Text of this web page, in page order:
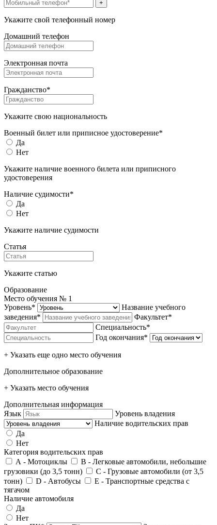
+
Укажите свой телефонный номер
Домашний телефон
Электронная почта
Гражданство*
Укажите свою национальность
Военный билет или приписное удостоверение*
Да
Нет
Укажите наличие военного билета или приписного
удостоверения
Наличие судимости*
Да
Нет
Укажите наличие судимости
Статья
Укажите статью
Образование
Место обучения № 1
Уровень*
Название учебного
заведения*
Факультет*
Специальность*
Год окончания*
+ Указать еще одно место обучения
Дополнительное образование
+ Указать место обучения
Дополнительная информация
Язык
Уровень владения
Наличие водительских прав
Да
Нет
Категория водительских прав
А - Мотоциклы
В - Легковые автомобили, небольшие
грузовики (до 3,5 тонн)
С - Грузовые автомобили (от 3,5
тонн)
D - Автобусы
E - Транспортные средства с
тягачом
Наличие автомобиля
Да
Нет